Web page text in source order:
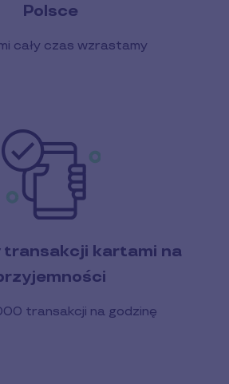
Polsce
cały czas wzrastamy
transakcji kartami na
transakcji na godzinę